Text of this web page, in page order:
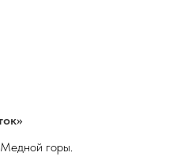
Медной горы.